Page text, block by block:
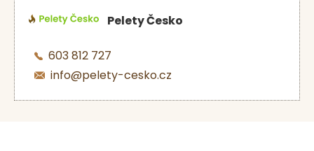
Pelety Česko
603 812 727
info@pelety-cesko.cz